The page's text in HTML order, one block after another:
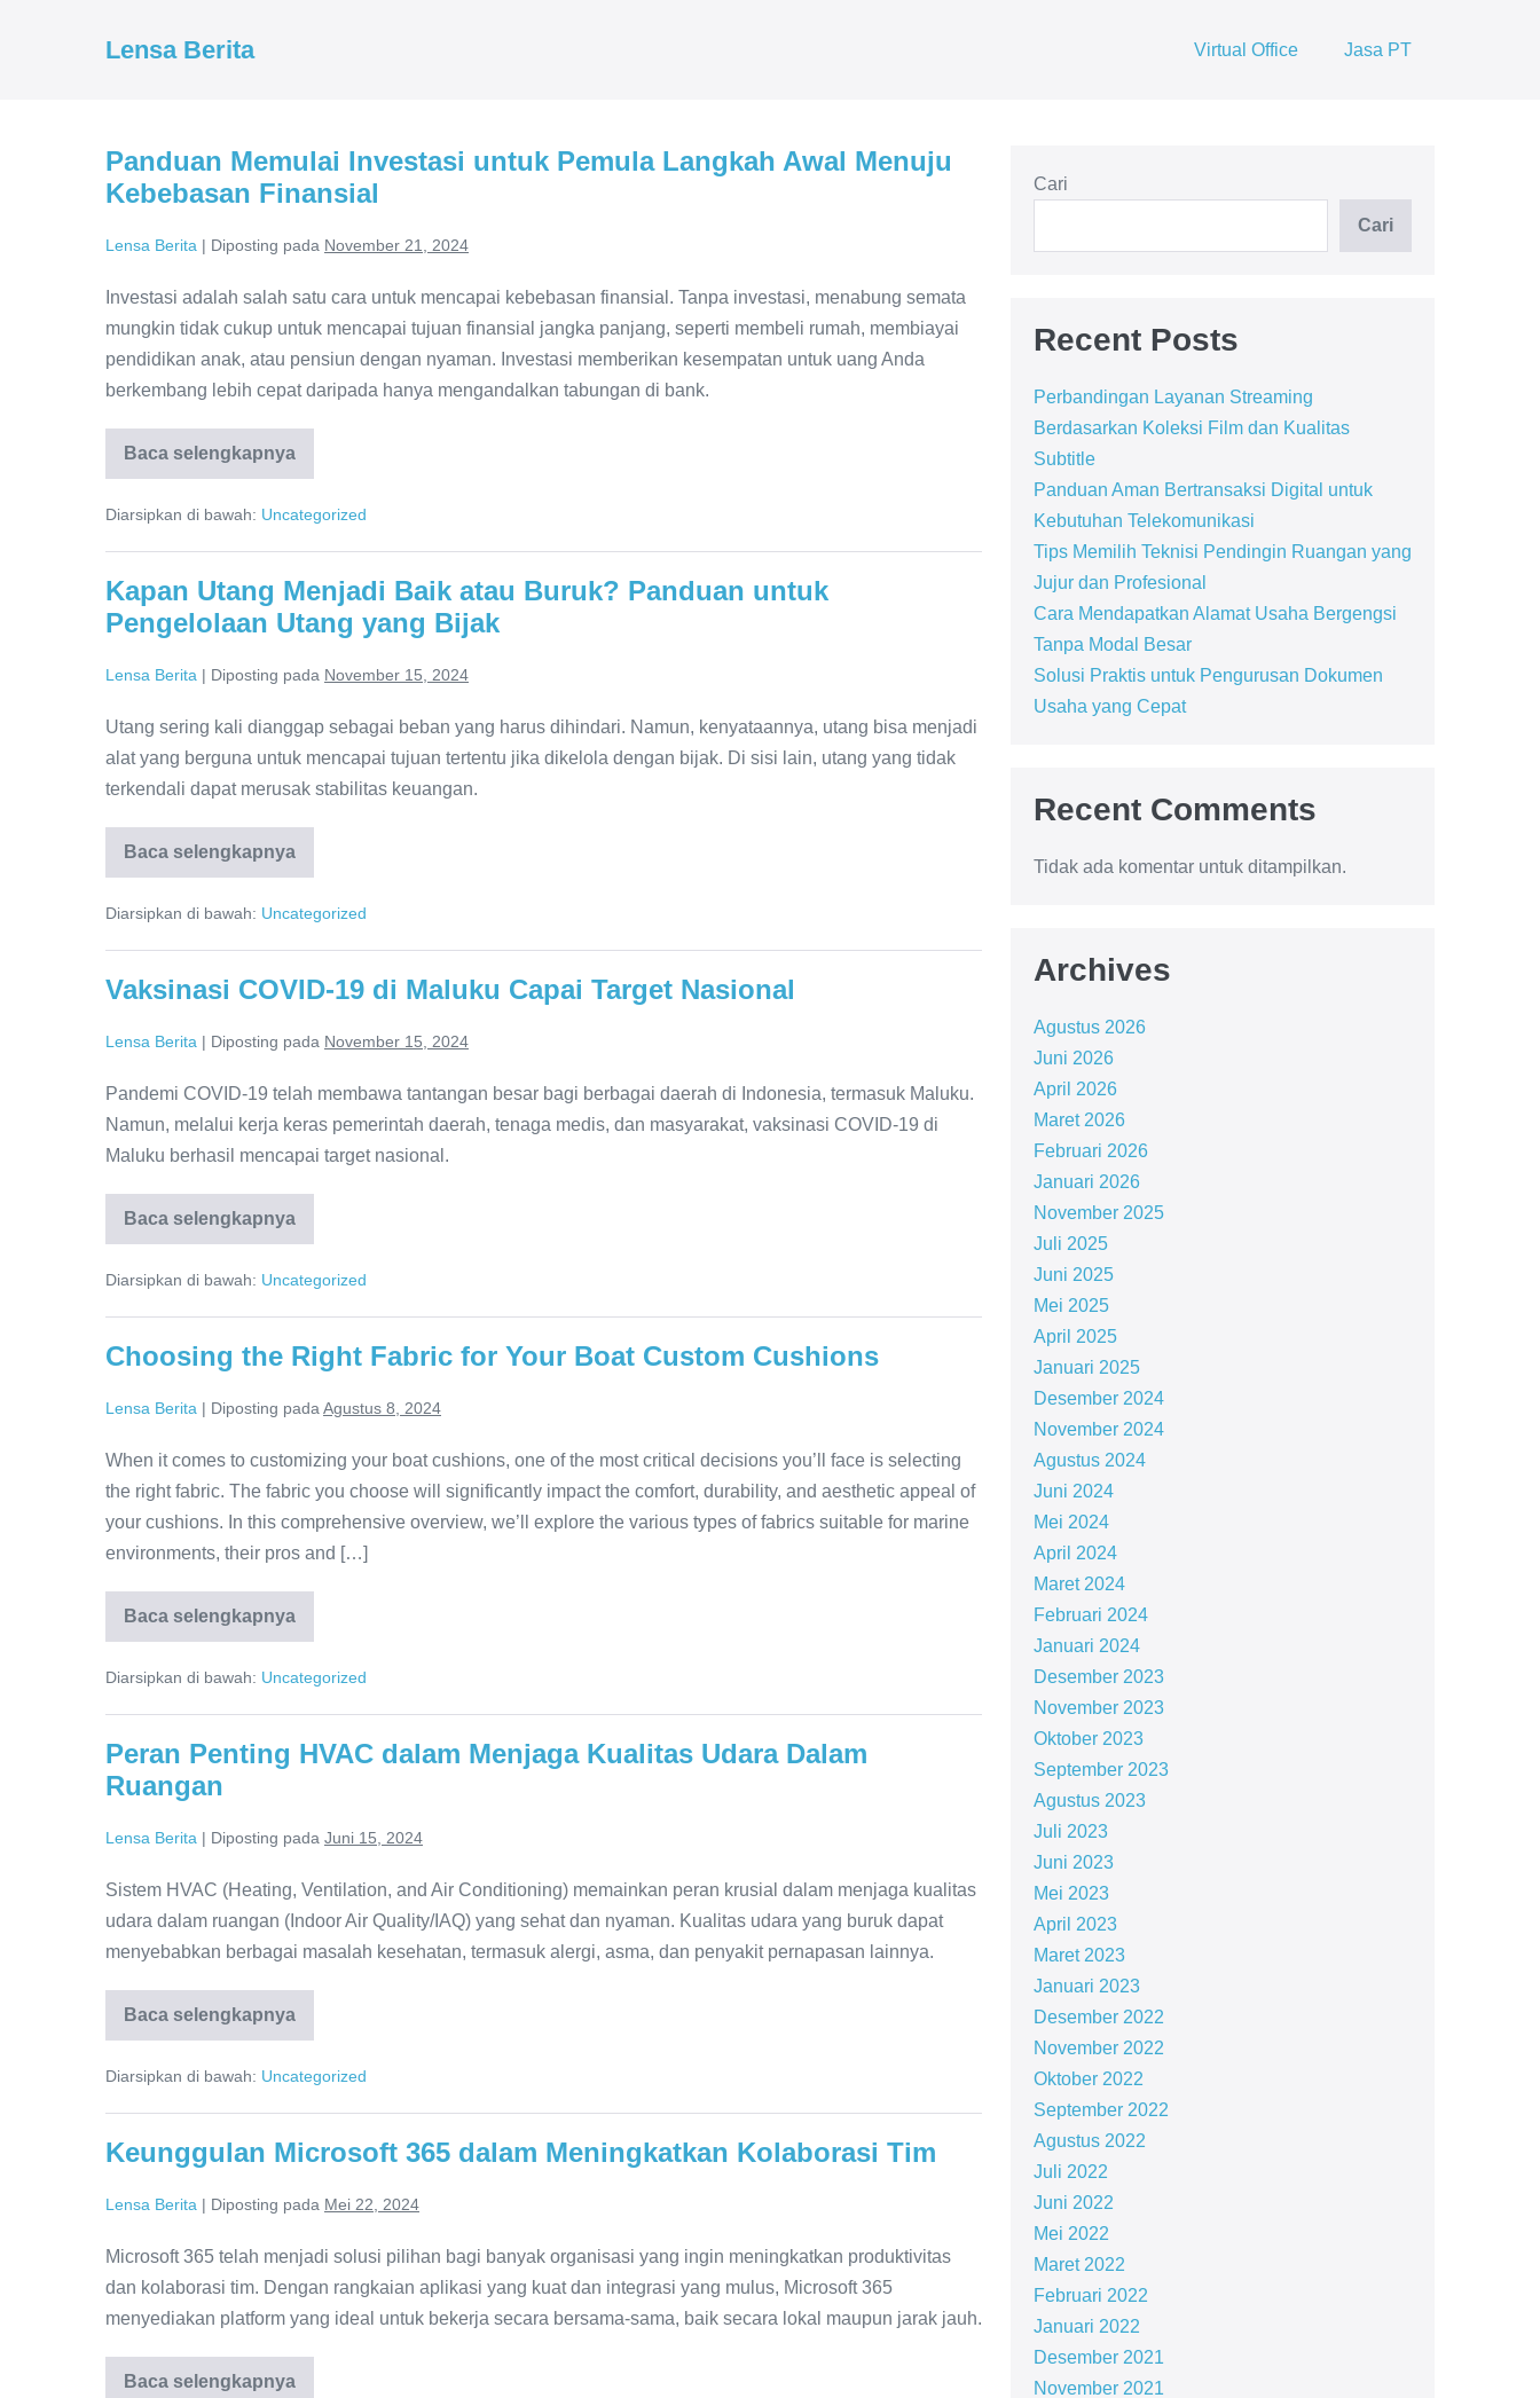
Lensa Berita Virtual Office Jasa PT
Panduan Memulai Investasi untuk Pemula Langkah Awal Menuju
Kebebasan Finansial
Lensa Berita | Diposting pada November 21, 2024
Investasi adalah salah satu cara untuk mencapai kebebasan finansial. Tanpa investasi, menabung semata
mungkin tidak cukup untuk mencapai tujuan finansial jangka panjang, seperti membeli rumah, membiayai
pendidikan anak, atau pensiun dengan nyaman. Investasi memberikan kesempatan untuk uang Anda
berkembang lebih cepat daripada hanya mengandalkan tabungan di bank.
Baca selengkapnya
Panduan
Memulai
untuk
Langkah
Menuju
Kebebasan
Finansial
Diarsipkan di bawah: Uncategorized
Kapan Utang Menjadi Baik atau Buruk? Panduan untuk
Pengelolaan Utang yang Bijak
Lensa Berita | Diposting pada November 15, 2024
Utang sering kali dianggap sebagai beban yang harus dihindari. Namun, kenyataannya, utang bisa menjadi
alat yang berguna untuk mencapai tujuan tertentu jika dikelola dengan bijak. Di sisi lain, utang yang tidak
terkendali dapat merusak stabilitas keuangan.
Baca selengkapnya
Kapan
Utang
Baik
Buruk?
untuk
yang
Diarsipkan di bawah: Uncategorized
Vaksinasi COVID-19 di Maluku Capai Target Nasional
Lensa Berita | Diposting pada November 15, 2024
Pandemi COVID-19 telah membawa tantangan besar bagi berbagai daerah di Indonesia, termasuk Maluku.
Namun, melalui kerja keras pemerintah daerah, tenaga medis, dan masyarakat, vaksinasi COVID-19 di
Maluku berhasil mencapai target nasional.
Baca selengkapnya
Vaksinasi
COVID-
di
Capai
Nasional
Diarsipkan di bawah: Uncategorized
Choosing the Right Fabric for Your Boat Custom Cushions
Lensa Berita | Diposting pada Agustus 8, 2024
When it comes to customizing your boat cushions, one of the most critical decisions you’ll face is selecting
the right fabric. The fabric you choose will significantly impact the comfort, durability, and aesthetic appeal of
your cushions. In this comprehensive overview, we’ll explore the various types of fabrics suitable for marine
environments, their pros and […]
Baca selengkapnya
Choosing
the
Fabric
Your
Custom
Cushions
Diarsipkan di bawah: Uncategorized
Peran Penting HVAC dalam Menjaga Kualitas Udara Dalam
Ruangan
Lensa Berita | Diposting pada Juni 15, 2024
Sistem HVAC (Heating, Ventilation, and Air Conditioning) memainkan peran krusial dalam menjaga kualitas
udara dalam ruangan (Indoor Air Quality/IAQ) yang sehat dan nyaman. Kualitas udara yang buruk dapat
menyebabkan berbagai masalah kesehatan, termasuk alergi, asma, dan penyakit pernapasan lainnya.
Baca selengkapnya
Peran
Penting
dalam
Kualitas
Dalam
Diarsipkan di bawah: Uncategorized
Keunggulan Microsoft 365 dalam Meningkatkan Kolaborasi Tim
Lensa Berita | Diposting pada Mei 22, 2024
Microsoft 365 telah menjadi solusi pilihan bagi banyak organisasi yang ingin meningkatkan produktivitas
dan kolaborasi tim. Dengan rangkaian aplikasi yang kuat dan integrasi yang mulus, Microsoft 365
menyediakan platform yang ideal untuk bekerja secara bersama-sama, baik secara lokal maupun jarak jauh.
Baca selengkapnya
Keunggulan
Cari
Cari
Recent Posts
Perbandingan Layanan Streaming
Berdasarkan Koleksi Film dan Kualitas
Subtitle
Panduan Aman Bertransaksi Digital untuk
Kebutuhan Telekomunikasi
Tips Memilih Teknisi Pendingin Ruangan yang
Jujur dan Profesional
Cara Mendapatkan Alamat Usaha Bergengsi
Tanpa Modal Besar
Solusi Praktis untuk Pengurusan Dokumen
Usaha yang Cepat
Recent Comments
Tidak ada komentar untuk ditampilkan.
Archives
Agustus 2026
Juni 2026
April 2026
Maret 2026
Februari 2026
Januari 2026
November 2025
Juli 2025
Juni 2025
Mei 2025
April 2025
Januari 2025
Desember 2024
November 2024
Agustus 2024
Juni 2024
Mei 2024
April 2024
Maret 2024
Februari 2024
Januari 2024
Desember 2023
November 2023
Oktober 2023
September 2023
Agustus 2023
Juli 2023
Juni 2023
Mei 2023
April 2023
Maret 2023
Januari 2023
Desember 2022
November 2022
Oktober 2022
September 2022
Agustus 2022
Juli 2022
Juni 2022
Mei 2022
Maret 2022
Februari 2022
Januari 2022
Desember 2021
November 2021